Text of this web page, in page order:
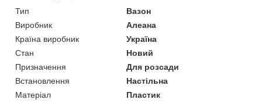
Тип
Вазон
Виробник
Алеана
Країна виробник
Україна
Стан
Новий
Призначення
Для розсади
Встановлення
Настільна
Матеріал
Пластик